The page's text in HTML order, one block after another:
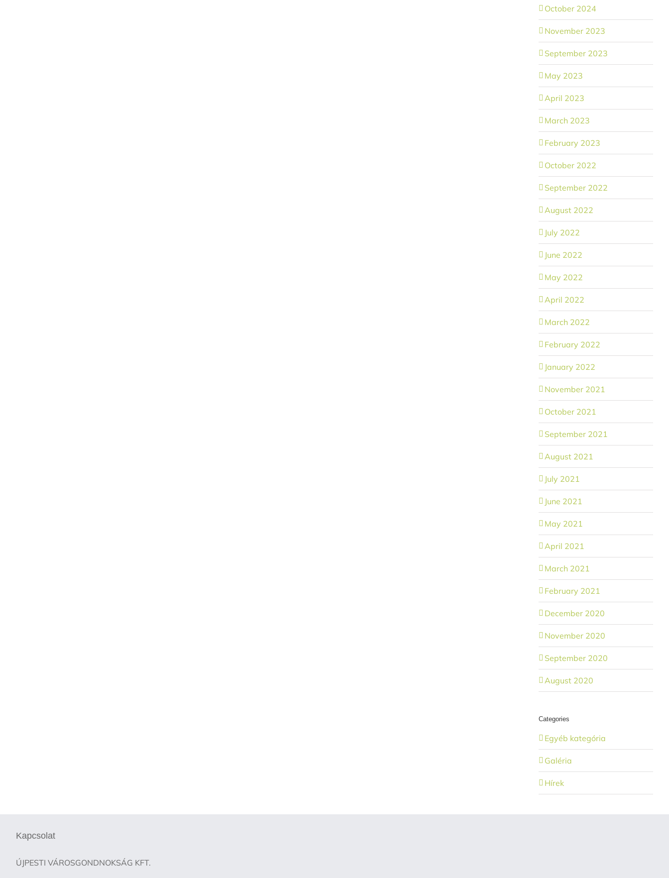
October 2024
November 2023
September 2023
May 2023
April 2023
March 2023
February 2023
October 2022
September 2022
August 2022
July 2022
June 2022
May 2022
April 2022
March 2022
February 2022
January 2022
November 2021
October 2021
September 2021
August 2021
July 2021
June 2021
May 2021
April 2021
March 2021
February 2021
December 2020
November 2020
September 2020
August 2020
Categories
Egyéb kategória
Galéria
Hírek
Kapcsolat
ÚJPESTI VÁROSGONDNOKSÁG KFT.